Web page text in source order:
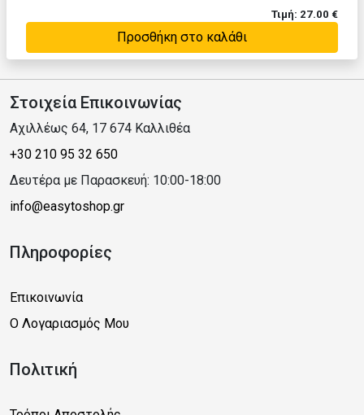
Τιμή: 27.00 €
Προσθήκη στο καλάθι
Στοιχεία Επικοινωνίας
Αχιλλέως 64, 17 674 Καλλιθέα
+30 210 95 32 650
Δευτέρα με Παρασκευή: 10:00-18:00
info@easytoshop.gr
Πληροφορίες
Επικοινωνία
Ο Λογαριασμός Μου
Πολιτική